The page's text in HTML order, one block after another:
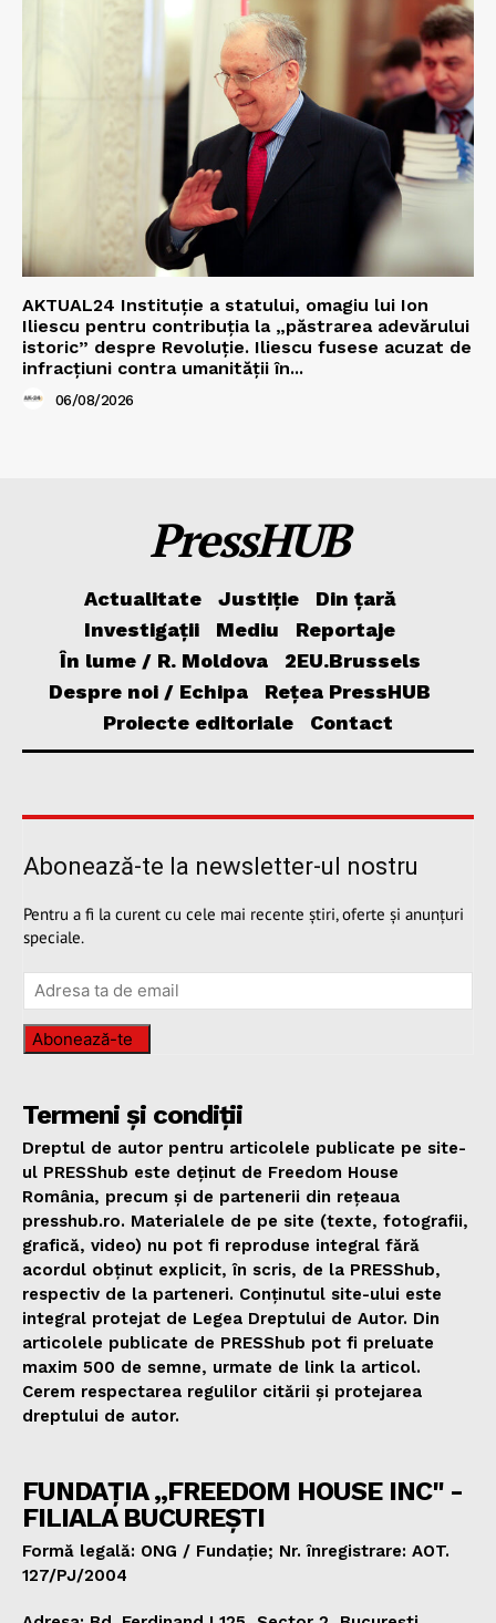
AKTUAL24 Instituție a statului, omagiu lui Ion
Iliescu pentru contribuția la „păstrarea adevărului
istoric” despre Revoluție. Iliescu fusese acuzat de
infracțiuni contra umanității în...
06/08/2026
PressHUB
Actualitate Justiție
Din țară
Investigații
Mediu
Reportaje
În lume / R. Moldova
2EU.Brussels
Despre noi / Echipa
Rețea PressHUB
Proiecte editoriale
Contact
Abonează-te la newsletter-ul nostru
Pentru a fi la curent cu cele mai recente știri, oferte și anunțuri
speciale.
Abonează-te
Termeni și condiții
Dreptul de autor pentru articolele publicate pe site-
ul PRESShub este deținut de Freedom House
România, precum și de partenerii din rețeaua
presshub.ro. Materialele de pe site (texte, fotografii,
grafică, video) nu pot fi reproduse integral fără
acordul obținut explicit, în scris, de la PRESShub,
respectiv de la parteneri. Conținutul site-ului este
integral protejat de Legea Dreptului de Autor. Din
articolele publicate de PRESShub pot fi preluate
maxim 500 de semne, urmate de link la articol.
Cerem respectarea regulilor citării și protejarea
dreptului de autor.
FUNDAȚIA „FREEDOM HOUSE INC" -
FILIALA BUCUREȘTI
Formă legală: ONG / Fundație; Nr. înregistrare: AOT.
127/PJ/2004